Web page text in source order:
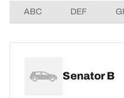
ABC DEF
Senator B